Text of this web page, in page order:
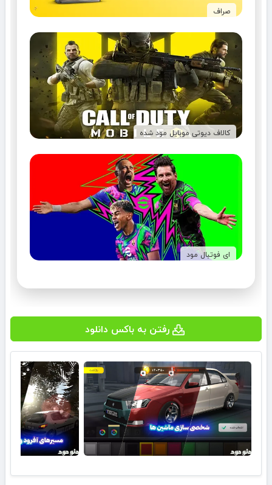
صراف
کالاف دیوتی موبایل مود شده
ای فوتبال مود
رفتن به باکس دانلود